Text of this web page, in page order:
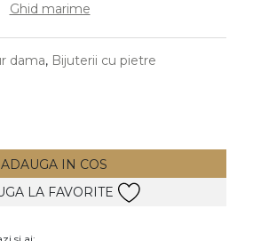
Vezi toate
Ghid marime
dama, Bijuterii cu pietre
ADAUGA IN COS
LA FAVORITE